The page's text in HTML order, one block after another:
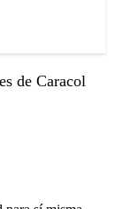
de Caracol